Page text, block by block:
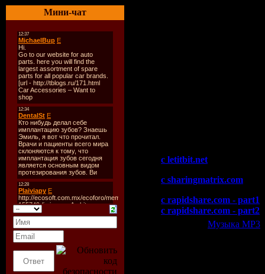
Мини-чат
c letitbit.net
c sharingmatrix.com
c rapidshare.com - part1
c rapidshare.com - part2
Музыка МР3